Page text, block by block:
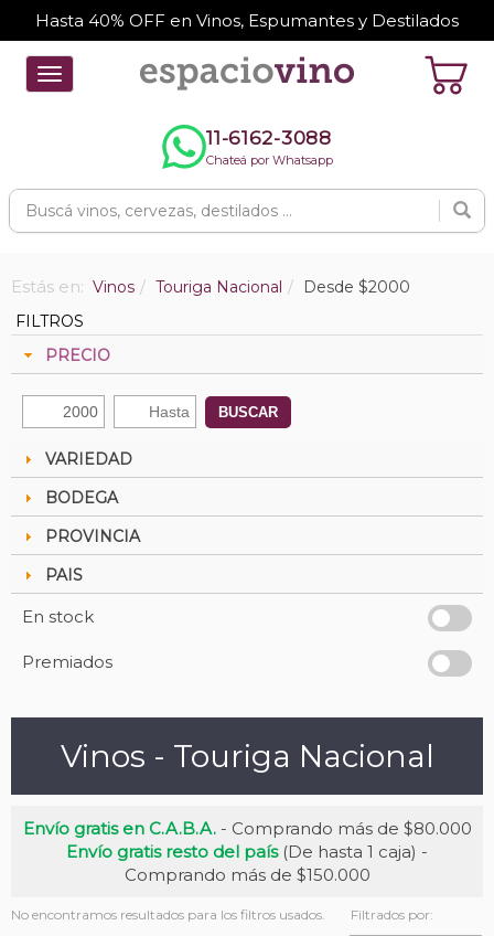
Hasta 40% OFF en Vinos, Espumantes y Destilados
Toggle
navigation
11-6162-3088
Chateá por Whatsapp
Estás en: Vinos Touriga Nacional
Desde $2000
FILTROS
PRECIO
BUSCAR
VARIEDAD
BODEGA
PROVINCIA
PAIS
En stock
Premiados
Vinos - Touriga Nacional
Envío gratis en C.A.B.A.- Comprando más de $80.000
Envío gratis resto del país(De hasta 1 caja) -
Comprando más de $150.000
No encontramos resultados para los filtros usados. Filtrados por: